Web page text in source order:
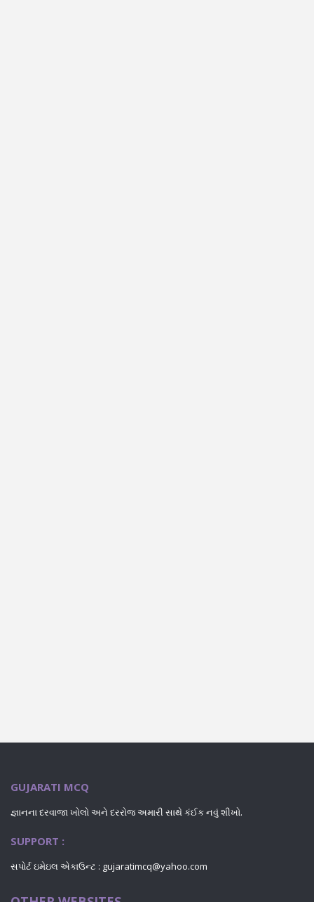
GUJARATI MCQ
જ્ઞાનના દરવાજા ખોલો અને દરરોજ અમારી સાથે કંઈક નવું શીખો.
SUPPORT :
સપોર્ટ ઇમેઇલ એકાઉન્ટ : gujaratimcq@yahoo.com